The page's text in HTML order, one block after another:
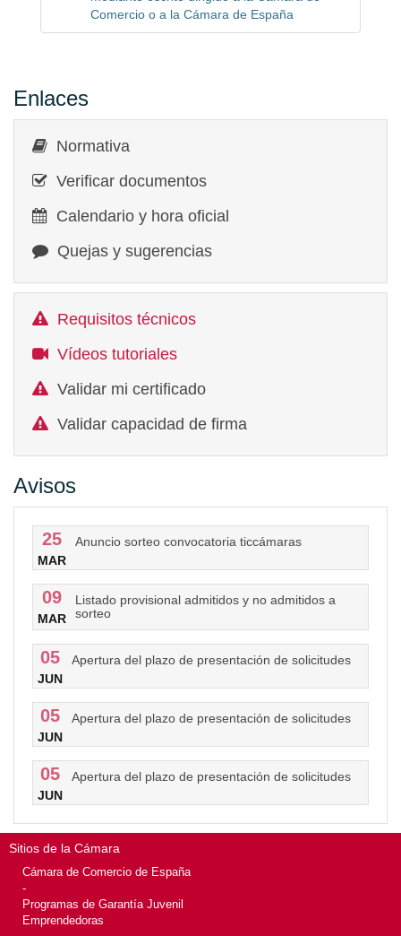
Comercio o a la Cámara de España
Enlaces
Normativa
Verificar documentos
Calendario y hora oficial
Quejas y sugerencias
Requisitos técnicos
Vídeos tutoriales
Validar mi certificado
Validar capacidad de firma
Avisos
25
MAR
Anuncio sorteo convocatoria ticcámaras
09
MAR
Listado provisional admitidos y no admitidos a
sorteo
05
JUN
Apertura del plazo de presentación de solicitudes
05
JUN
Apertura del plazo de presentación de solicitudes
05
JUN
Apertura del plazo de presentación de solicitudes
Sitios de la Cámara
Cámara de Comercio de España
-
Programas de Garantía Juvenil
Emprendedoras